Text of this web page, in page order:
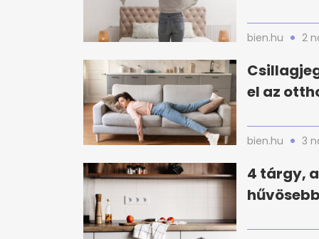
bien.hu 2
el az
bien.hu 3
4 tárgy,